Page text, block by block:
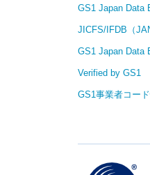
GS1 Japan Data
JICFS/IFDB（
GS1 Japan Data
Verified by GS1
GS1事業者コー